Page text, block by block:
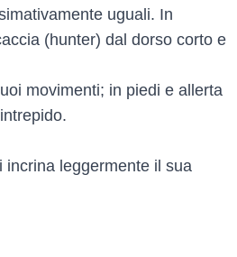
uguali. In
(hunter) dal dorso corto e
movimenti; in piedi e allerta
incrina leggermente il sua